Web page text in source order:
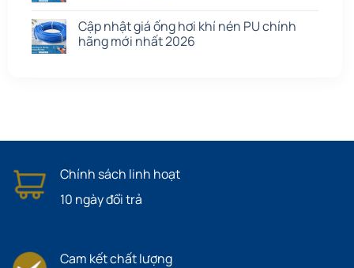
Cập nhật giá ống hơi khí nén PU chính
hãng mới nhất 2026
Chính sách linh hoạt
10 ngày đổi trả
Cam kết chất lượng